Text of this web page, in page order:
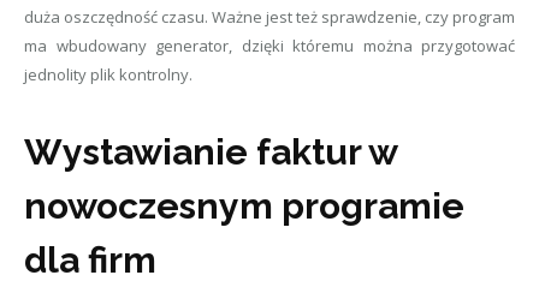
duża oszczędność czasu. Ważne jest też sprawdzenie, czy program
ma wbudowany generator, dzięki któremu można przygotować
jednolity plik kontrolny.
Wystawianie faktur w
nowoczesnym programie
dla firm